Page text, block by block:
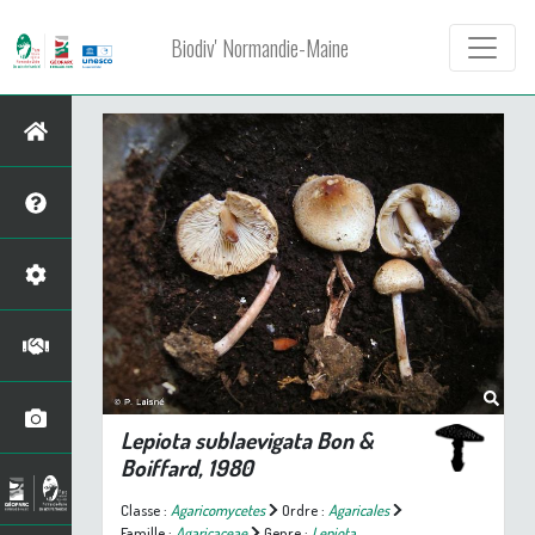
Biodiv' Normandie-Maine
Lepiota sublaevigataBon &
Boiffard, 1980
Classe : Agaricomycetes Ordre : Agaricales